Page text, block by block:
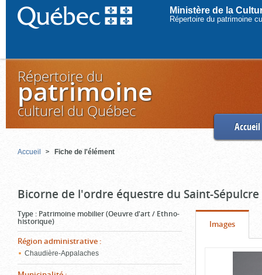
Ministère de la
Répertoire du patrimoine
Répertoire du
patrimoine
culturel du Québec
Accueil
Accueil Fiche de l'élément
Bicorne de l'ordre équestre du Saint-Sépulcre
Type : Patrimoine mobilier (Oeuvre d'art / Ethno-
historique)
Région administrative :
Chaudière-Appalaches
Onglet
Images(cliquer
pour
Contenu